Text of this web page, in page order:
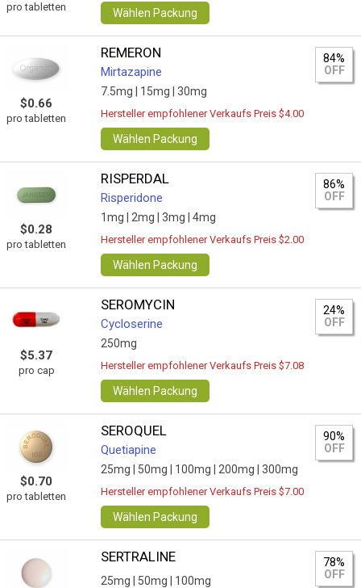
pro tabletten Wählen Packung
$0.66
pro tabletten
REMERON
Mirtazapine
7.5mg | 15mg | 30mg
84%
OFF
Hersteller empfohlener Verkaufs Preis $4.00
Wählen Packung
$0.28
pro tabletten
RISPERDAL
Risperidone
1mg | 2mg | 3mg | 4mg
86%
OFF
Hersteller empfohlener Verkaufs Preis $2.00
Wählen Packung
$5.37
pro cap
SEROMYCIN
Cycloserine
250mg
24%
OFF
Hersteller empfohlener Verkaufs Preis $7.08
Wählen Packung
$0.70
pro tabletten
SEROQUEL
Quetiapine
25mg | 50mg | 100mg | 200mg | 300mg
90%
OFF
Hersteller empfohlener Verkaufs Preis $7.00
Wählen Packung
SERTRALINE
25mg | 50mg | 100mg
78%
OFF